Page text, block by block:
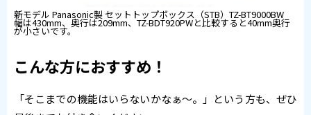
新モデル Panasonic製 セットトップボックス（STB）TZ-BT9000BW
幅は430mm、奥行は209mm、TZ-BDT920PWと比較すると40mm奥行
が小さいです。
こんな方におすすめ！
「そこまでの機能はいらないかなぁ～。」という方も、ぜひ